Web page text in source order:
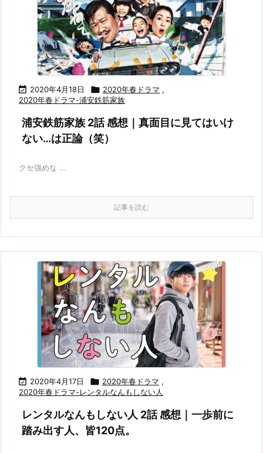
 2020年4月18日  2020年春ドラマ ,
2020年春ドラマ-浦安鉄筋家族
浦安鉄筋家族 2話 感想｜真面目に見てはいけ
ない…は正論（笑）
クセ強めな ...
記事を読む
 2020年4月17日  2020年春ドラマ ,
2020年春ドラマ-レンタルなんもしない人
レンタルなんもしない人 2話 感想｜一歩前に
踏み出す人、皆120点。